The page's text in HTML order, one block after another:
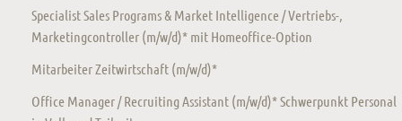
Specialist Sales Programs & Market Intelligence / Vertriebs-,
Marketingcontroller (m/w/d)* mit Homeoffice-Option
Mitarbeiter Zeitwirtschaft (m/w/d)*
Office Manager / Recruiting Assistant (m/w/d)* Schwerpunkt Personal